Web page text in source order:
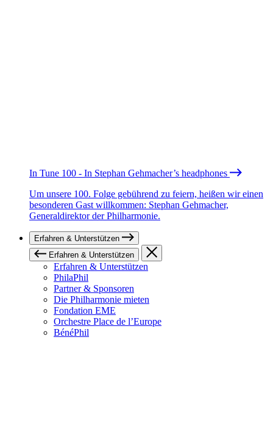
In Tune 100 - In Stephan Gehmacher’s headphones
Um unsere 100. Folge gebührend zu feiern, heißen wir einen
besonderen Gast willkommen: Stephan Gehmacher,
Generaldirektor der Philharmonie.
Erfahren & Unterstützen
Erfahren & Unterstützen
Erfahren & Unterstützen
PhilaPhil
Partner & Sponsoren
Die Philharmonie mieten
Fondation EME
Orchestre Place de l’Europe
BénéPhil